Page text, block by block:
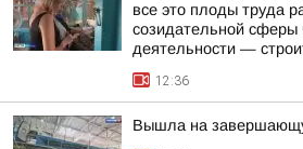
все это плоды труда
созидательной сферы
деятельности —
12:36
Вышла на